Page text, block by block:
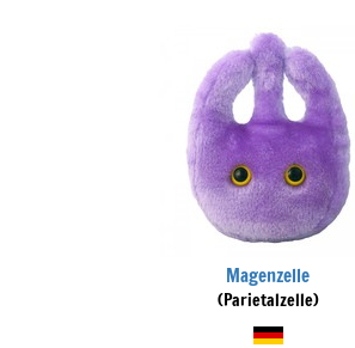
Magenzelle
(Parietalzelle)